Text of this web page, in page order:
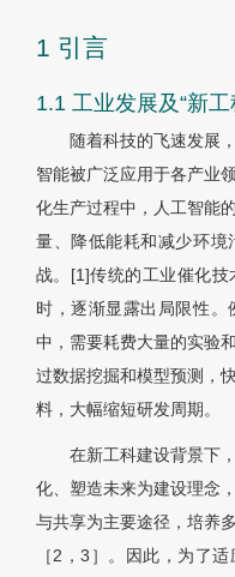
1 引言
1.1 工业发展及“新工
随着科技的飞速发展
智能被广泛应用于各产业
化生产过程中，人工智能
量、降低能耗和减少环
战。[1]传统的工业催化
时，逐渐显露出局限性
中，需要耗费大量的实验
过数据挖掘和模型预测，
料，大幅缩短研发周期。
在新工科建设背景下
化、塑造未来为建设理念
与共享为主要途径，培养
［2，3］。因此，为了